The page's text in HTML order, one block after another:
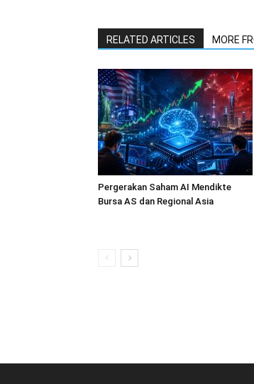
RELATED ARTICLES MORE
Pergerakan Saham AI Mendikte
Bursa AS dan Regional Asia